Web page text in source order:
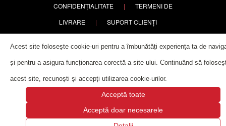
CONFIDENȚIALITATE
|
TERMENI DE
LIVRARE
| SUPORT CLIENȚI
Copyright ©
Alla Creation.
Acest site folosește cookie-uri pentru a îmbunătăți experiența ta de
și pentru a asigura funcționarea corectă a site-ului. Continuând să
acest site, recunoști și accepți utilizarea cookie-urilor.
Acceptă toate
Acceptă doar necesarele